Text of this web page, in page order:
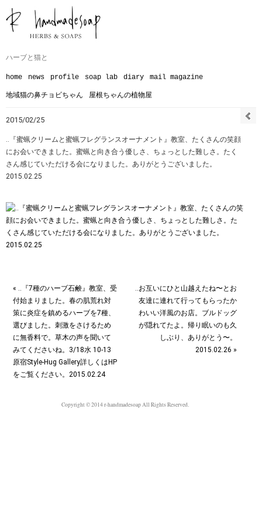
ハーブと猫と
home news profile soap lab diary mail magazine
地域猫の鼻チョビちゃん 屋根ちゃんの植物屋
2015/02/25
‥『蜜蝋クリームと蜜蝋フレグランスオーナメント』教室、たくさんの笑顔
にお会いできました。蜜蝋と向き合う優しさ、ちょっとした難しさ。たく
さん感じていただける会になりました。ありがとうございました。
2015.02.25
« ‥『7種のハーブ石鹸』教室、受
付始まりました。春の肌荒れ対
策に炎症を鎮めるハーブを7種、
選びました。刺激をさけるため
に無香料で。草木の声を聞いて
みてくださいね。3/18水 10-13
原宿Style-Hug Gallery詳しくはHP
をご覧ください。2015.02.24
‥お互いにひと山越えたね〜とお
友達に連れて行ってもらったか
わいい洋風のお店。ブルドッグ
が隠れてたよ。帰り眠いのも久
しぶり、ありがとう〜。
2015.02.26 »
Copyright © 2014 r-handmadesoap All Rights Reserved.